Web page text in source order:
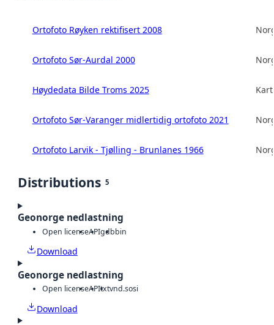
Ortofoto Røyken rektifisert 2008
Ortofoto Sør-Aurdal 2000
Høydedata Bilde Troms 2025
Ortofoto Sør-Varanger midlertidig ortofoto 2021
Ortofoto Larvik - Tjølling - Brunlanes 1966
Distributions 5
Geonorge nedlastning
Open licenseAPIgdbbin
Download
Geonorge nedlastning
Open licenseAPItxtvnd.sosi
Download